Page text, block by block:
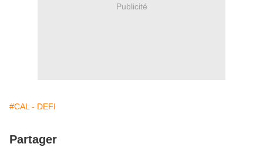
Publicité
#CAL - DEFI
Partager